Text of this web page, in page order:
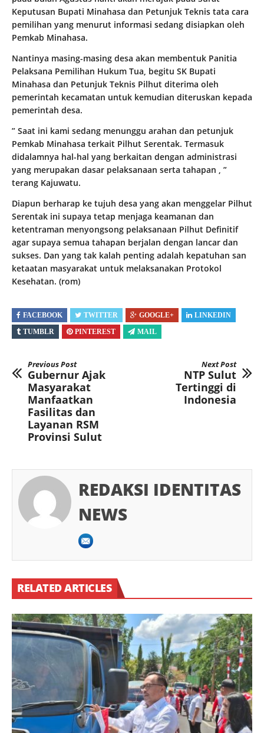
Keputusan Bupati Minahasa dan Petunjuk Teknis tata cara
pemilihan yang menurut informasi sedang disiapkan oleh
Pemkab Minahasa.
Nantinya masing-masing desa akan membentuk Panitia
Pelaksana Pemilihan Hukum Tua, begitu SK Bupati
Minahasa dan Petunjuk Teknis Pilhut diterima oleh
pemerintah kecamatan untuk kemudian diteruskan kepada
pemerintah desa.
” Saat ini kami sedang menunggu arahan dan petunjuk
Pemkab Minahasa terkait Pilhut Serentak. Termasuk
didalamnya hal-hal yang berkaitan dengan administrasi
yang merupakan dasar pelaksanaan serta tahapan , ”
terang Kajuwatu.
Diapun berharap ke tujuh desa yang akan menggelar Pilhut
Serentak ini supaya tetap menjaga keamanan dan
ketentraman menyongsong pelaksanaan Pilhut Definitif
agar supaya semua tahapan berjalan dengan lancar dan
sukses. Dan yang tak kalah penting adalah kepatuhan san
ketaatan masyarakat untuk melaksanakan Protokol
Kesehatan. (rom)
FACEBOOK TWITTER GOOGLE+
LINKEDIN
TUMBLR
PINTEREST MAIL
Previous Post
Gubernur Ajak
Masyarakat
Manfaatkan
Fasilitas dan
Layanan RSM
Provinsi Sulut
Next Post
NTP Sulut
Tertinggi di
Indonesia
REDAKSI IDENTITAS
NEWS
RELATED ARTICLES